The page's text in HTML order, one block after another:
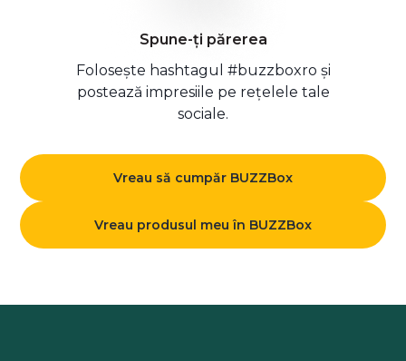
Spune-ți părerea
Folosește hashtagul #buzzboxro și
postează impresiile pe rețelele tale
sociale.
Vreau să cumpăr BUZZBox
Vreau produsul meu în BUZZBox